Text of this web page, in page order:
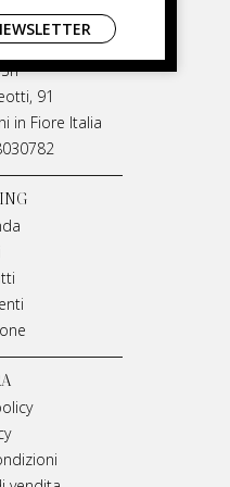
91
in Fiore Italia